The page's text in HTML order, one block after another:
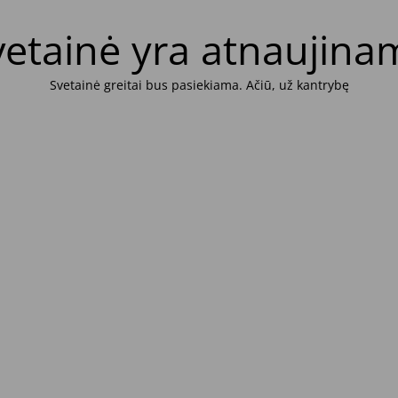
yra
Svetainė greitai bus pasiekiama. Ačiū, už kantrybę